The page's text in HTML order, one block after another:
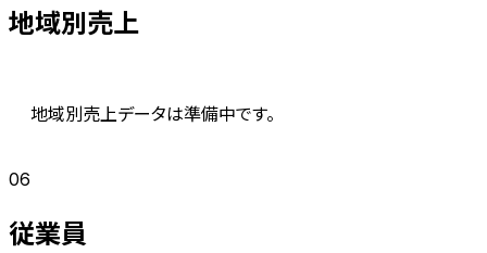
地域別売上
地域別売上データは準備中です。
06
従業員